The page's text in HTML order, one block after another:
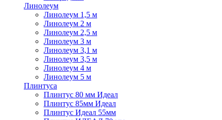
Линолеум
Линолеум 1,5 м
Линолеум 2 м
Линолеум 2,5 м
Линолеум 3 м
Линолеум 3,1 м
Линолеум 3,5 м
Линолеум 4 м
Линолеум 5 м
Плинтуса
Плинтус 80 мм Идеал
Плинтус 85мм Идеал
Плинтус Идеал 55мм